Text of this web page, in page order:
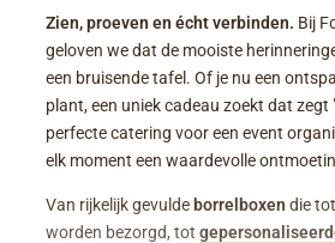
Zien, proeven en écht verbinden. Bij
geloven we dat de mooiste
een bruisende tafel. Of je nu een
plant, een uniek cadeau zoekt dat zegt
perfecte catering voor een event
elk moment een waardevolle
Van rijkelijk gevuldeborrelboxen die
worden bezorgd, tot